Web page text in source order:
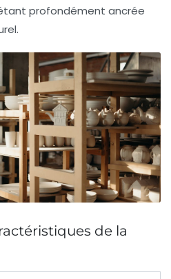
profondément ancrée
de la